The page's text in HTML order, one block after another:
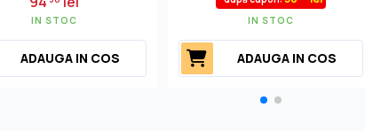
IN STOC
ADAUGA IN COS
IN STOC
ADAUGA IN COS